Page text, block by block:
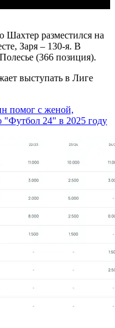
Шахтер разместился на
Заря – 130-я. В
(366 позиция).
выступать в Лиге
помог с женой,
"Футбол 24" в 2025 году